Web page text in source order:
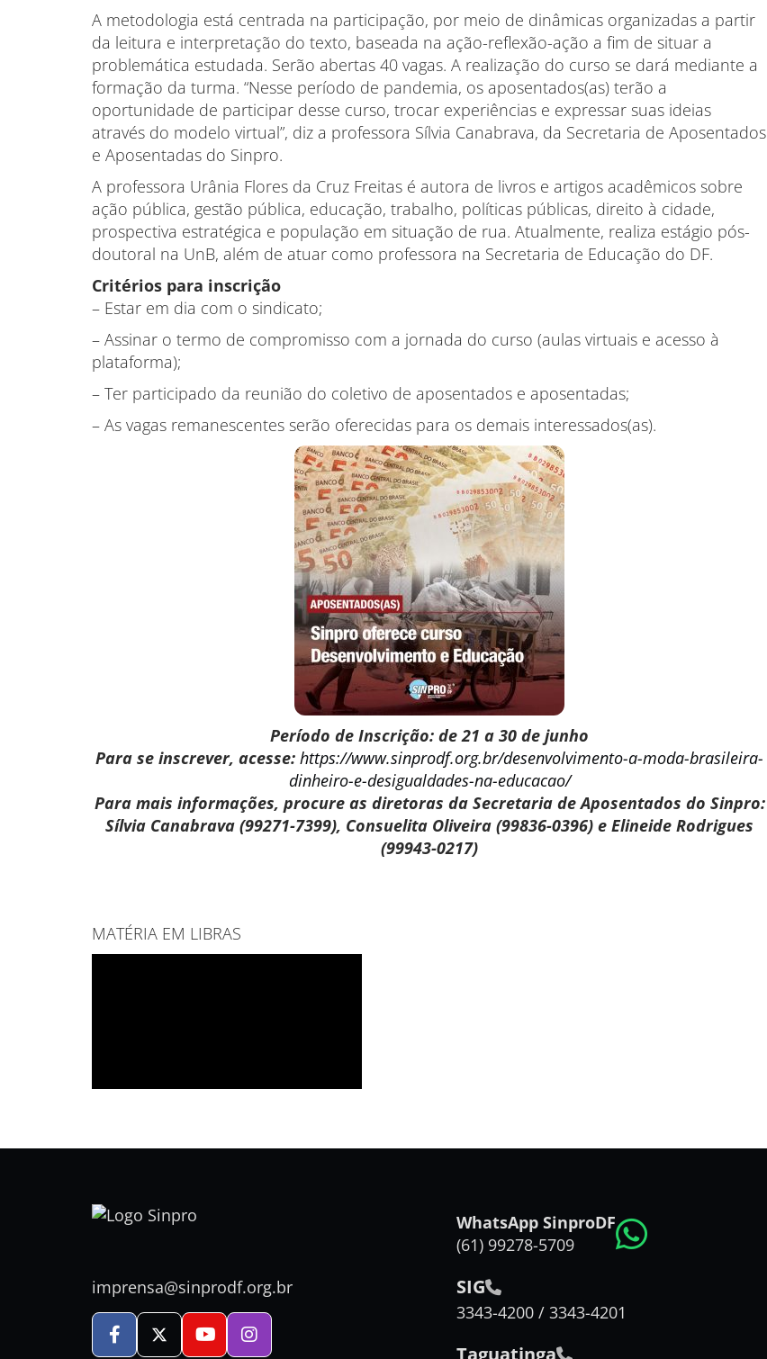
A metodologia está centrada na participação, por meio de dinâmicas organizadas a partir
da leitura e interpretação do texto, baseada na ação-reflexão-ação a fim de situar a
problemática estudada. Serão abertas 40 vagas. A realização do curso se dará mediante a
formação da turma. “Nesse período de pandemia, os aposentados(as) terão a
oportunidade de participar desse curso, trocar experiências e expressar suas ideias
através do modelo virtual”, diz a professora Sílvia Canabrava, da Secretaria de Aposentados
e Aposentadas do Sinpro.
A professora Urânia Flores da Cruz Freitas é autora de livros e artigos acadêmicos sobre
ação pública, gestão pública, educação, trabalho, políticas públicas, direito à cidade,
prospectiva estratégica e população em situação de rua. Atualmente, realiza estágio pós-
doutoral na UnB, além de atuar como professora na Secretaria de Educação do DF.
Critérios para inscrição
– Estar em dia com o sindicato;
– Assinar o termo de compromisso com a jornada do curso (aulas virtuais e acesso à
plataforma);
– Ter participado da reunião do coletivo de aposentados e aposentadas;
– As vagas remanescentes serão oferecidas para os demais interessados(as).
Período de Inscrição: de 21 a 30 de junho
Para se inscrever, acesse: https://www.sinprodf.org.br/desenvolvimento-a-moda-brasileira-
dinheiro-e-desigualdades-na-educacao/
Para mais informações, procure as diretoras da Secretaria de Aposentados do Sinpro:
Sílvia Canabrava (99271-7399), Consuelita Oliveira (99836-0396) e Elineide Rodrigues
(99943-0217)
MATÉRIA EM LIBRAS
imprensa@sinprodf.org.br
WhatsApp SinproDF
(61) 99278-5709
SIG
3343-4200 / 3343-4201
Taguatinga